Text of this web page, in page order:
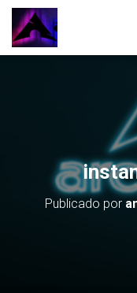
Publicado por